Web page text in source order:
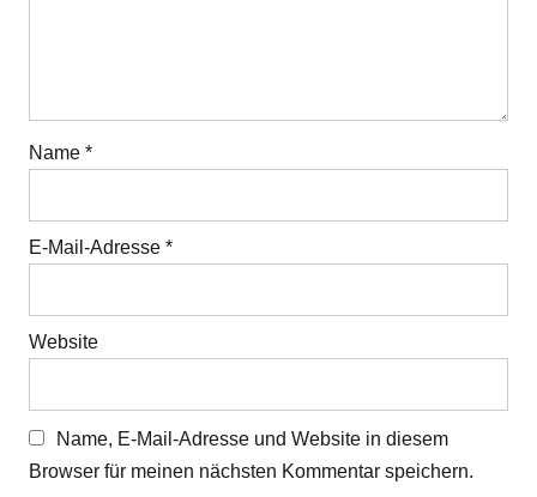
Name *
E-Mail-Adresse *
Website
Name, E-Mail-Adresse und Website in diesem
Browser für meinen nächsten Kommentar speichern.